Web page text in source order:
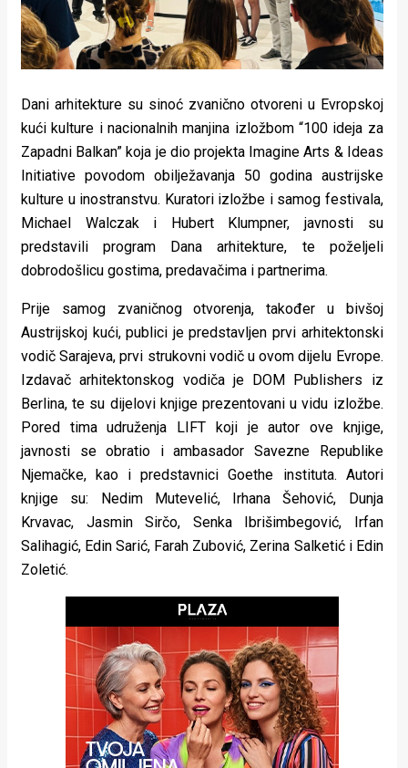
Zdravlje
Za
Život
pokretu
Ideje
koje
rade
Places
Aktivizam
Aktuelnosti
Promo
About
Urban
Dani arhitekture su sinoć zvanično otvoreni u Evropskoj
kući kulture i nacionalnih manjina izložbom “100 ideja za
Zapadni Balkan” koja je dio projekta Imagine Arts & Ideas
Initiative povodom obilježavanja 50 godina austrijske
kulture u inostranstvu. Kuratori izložbe i samog festivala,
Michael Walczak i Hubert Klumpner, javnosti su
predstavili program Dana arhitekture, te poželjeli
dobrodošlicu gostima, predavačima i partnerima.
Prije samog zvaničnog otvorenja, također u bivšoj
Austrijskoj kući, publici je predstavljen prvi arhitektonski
vodič Sarajeva, prvi strukovni vodič u ovom dijelu Evrope.
Izdavač arhitektonskog vodiča je DOM Publishers iz
Berlina, te su dijelovi knjige prezentovani u vidu izložbe.
Pored tima udruženja LIFT koji je autor ove knjige,
javnosti se obratio i ambasador Savezne Republike
Njemačke, kao i predstavnici Goethe instituta. Autori
knjige su: Nedim Mutevelić, Irhana Šehović, Dunja
Krvavac, Jasmin Sirčo, Senka Ibrišimbegović, Irfan
Salihagić, Edin Sarić, Farah Zubović, Zerina Salketić i Edin
Zoletić.